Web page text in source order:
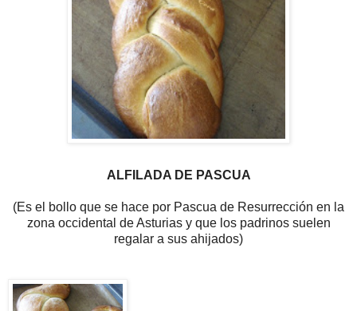
ALFILADA DE PASCUA
(Es el bollo que se hace por Pascua de Resurrección en la
zona occidental de Asturias y que los padrinos suelen
regalar a sus ahijados)